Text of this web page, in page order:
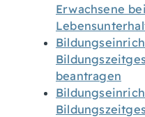
Erwachsene
beantragen